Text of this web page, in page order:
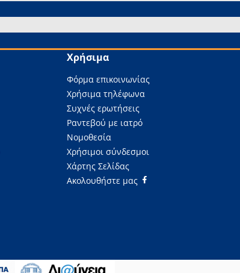
Χρήσιμα
Φόρμα επικοινωνίας
Χρήσιμα τηλέφωνα
Συχνές ερωτήσεις
Ραντεβού με ιατρό
Νομοθεσία
Χρήσιμοι σύνδεσμοι
Χάρτης Σελίδας
Ακολουθήστε μας